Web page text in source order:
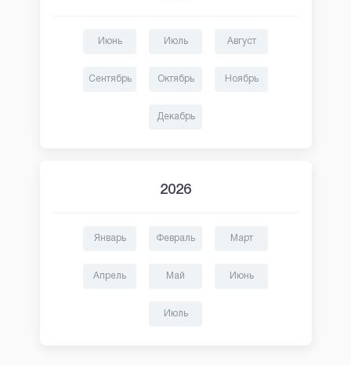
Июнь Июль Август
Сентябрь Октябрь Ноябрь
Декабрь
2026
Январь Февраль Март
Апрель Май Июнь
Июль